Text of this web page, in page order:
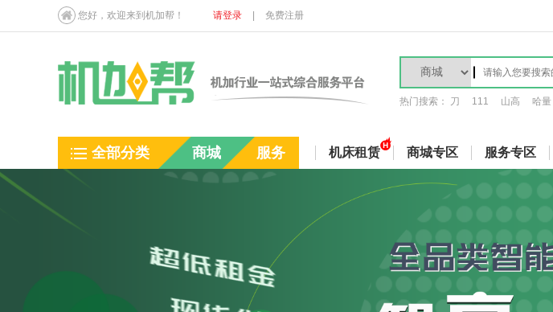
您好，欢迎来到机加帮！ 请登录 免费注册
热门搜索： 刀 111 山高 哈量
全部分类 商城 服务 机床租赁 商城专区 服务专区